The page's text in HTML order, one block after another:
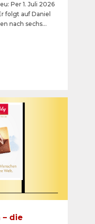
Per 1. Juli 2026
folgt auf Daniel
nach sechs
– die